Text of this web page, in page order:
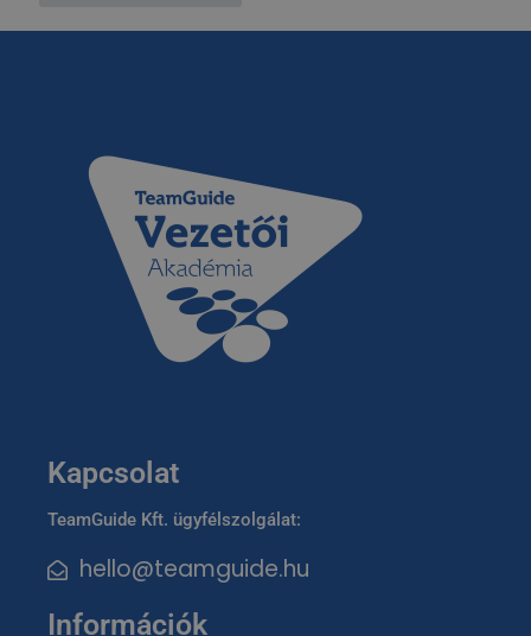
Kapcsolat
TeamGuide Kft. ügyfélszolgálat:
hello@teamguide.hu
Információk